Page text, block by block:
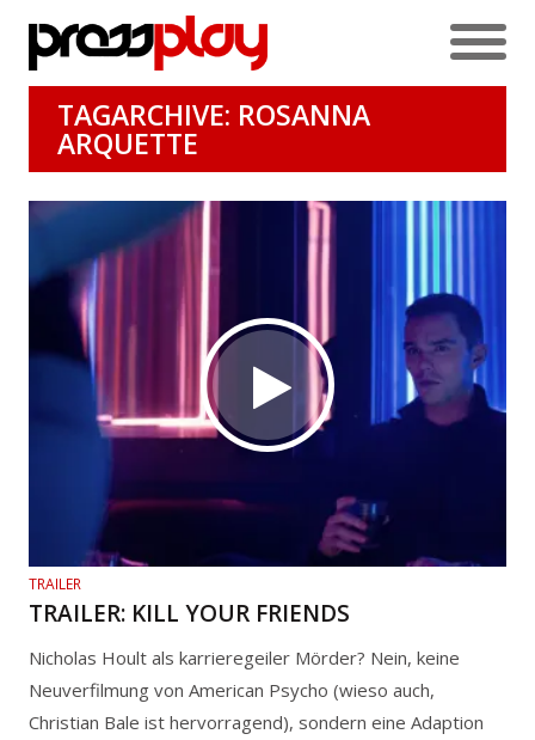
TAGARCHIVE: ROSANNA
ARQUETTE
TRAILER
TRAILER: KILL YOUR FRIENDS
Nicholas Hoult als karrieregeiler Mörder? Nein, keine
Neuverfilmung von American Psycho (wieso auch,
Christian Bale ist hervorragend), sondern eine Adaption